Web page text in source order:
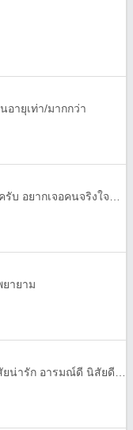
อายุเท่า/มากกว่า
ายาม